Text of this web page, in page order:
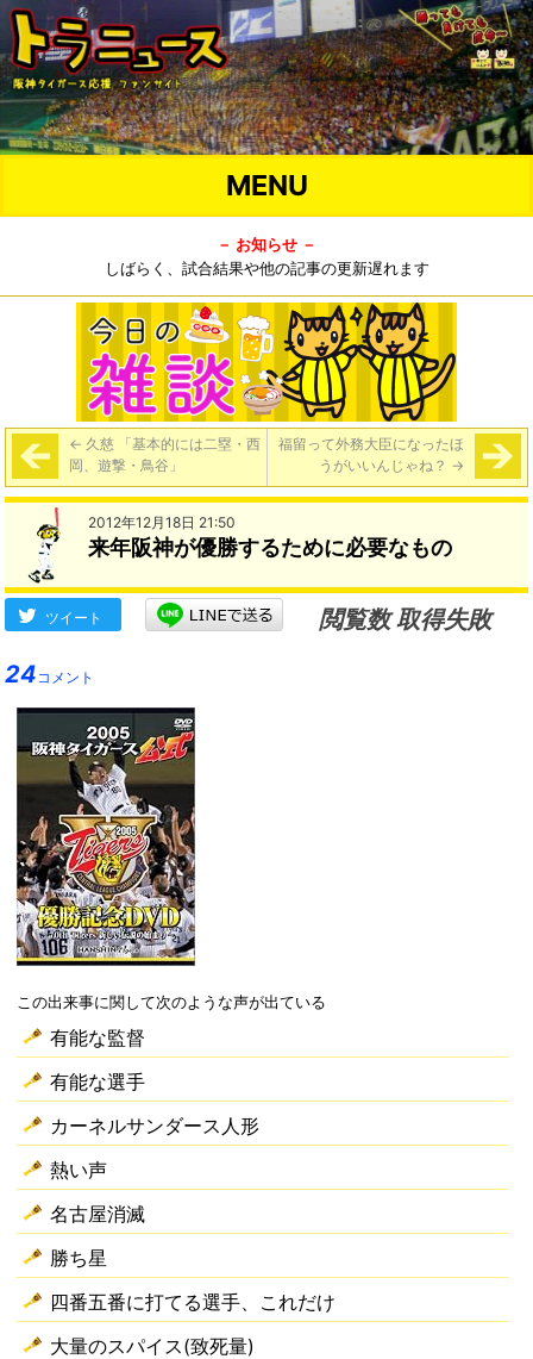
MENU
－ お知らせ －
しばらく、試合結果や他の記事の更新遅れます
← 久慈 「基本的には二塁・西
岡、遊撃・鳥谷」
福留って外務大臣になったほ
うがいいんじゃね？ →
2012年12月18日 21:50
来年阪神が優勝するために必要なもの
ツイート
閲覧数 取得失敗
24コメント
この出来事に関して次のような声が出ている
有能な監督
有能な選手
カーネルサンダース人形
熱い声
名古屋消滅
勝ち星
四番五番に打てる選手、これだけ
大量のスパイス(致死量)